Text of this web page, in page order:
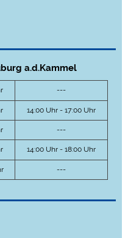
a.d.Kammel
---
14:00 Uhr - 17:00 Uhr
---
14:00 Uhr - 18:00 Uhr
---